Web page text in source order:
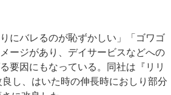
にバレるのが恥ずかしい」「ゴワゴ
ージがあり、デイサービスなどへの
要因にもなっている。同社は『リリ
し、はいた時の伸長時におしり部分